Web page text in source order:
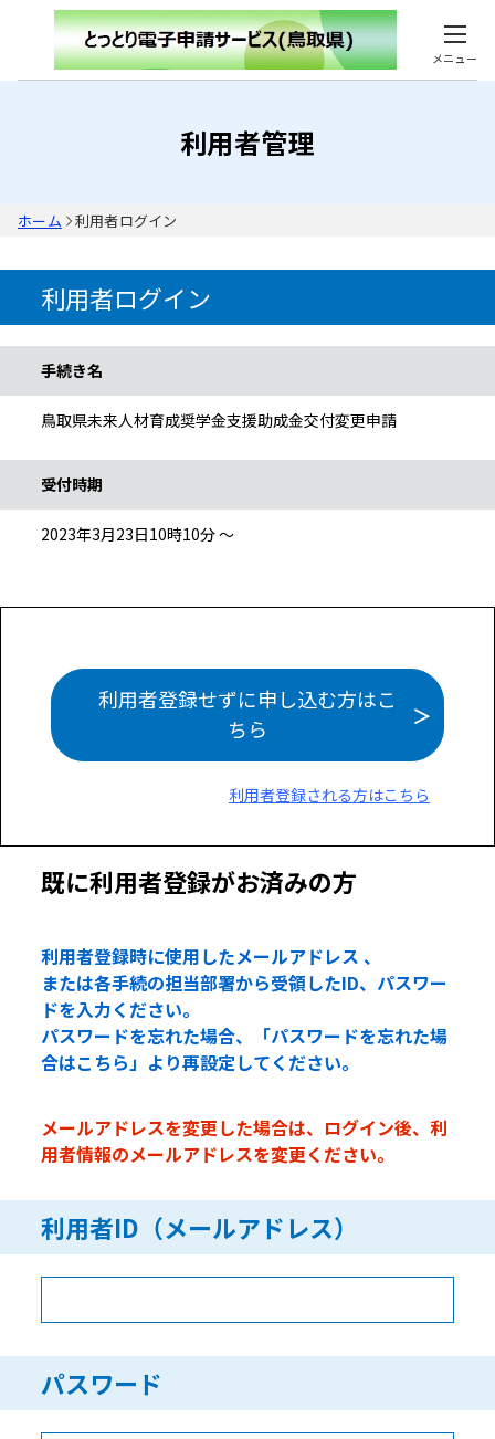
メニュー
利用者管理
ホーム 利用者ログイン
利用者ログイン
手続き名
鳥取県未来人材育成奨学金支援助成金交付変更申請
受付時期
2023年3月23日10時10分 ～
利用者登録せずに申し込む方はこ
ちら
利用者登録される方はこちら
既に利用者登録がお済みの方
利用者登録時に使用したメールアドレス 、
または各手続の担当部署から受領したID、パスワー
ドを入力ください。
パスワードを忘れた場合、「パスワードを忘れた場
合はこちら」より再設定してください。
メールアドレスを変更した場合は、ログイン後、利
用者情報のメールアドレスを変更ください。
利用者ID（メールアドレス）
パスワード